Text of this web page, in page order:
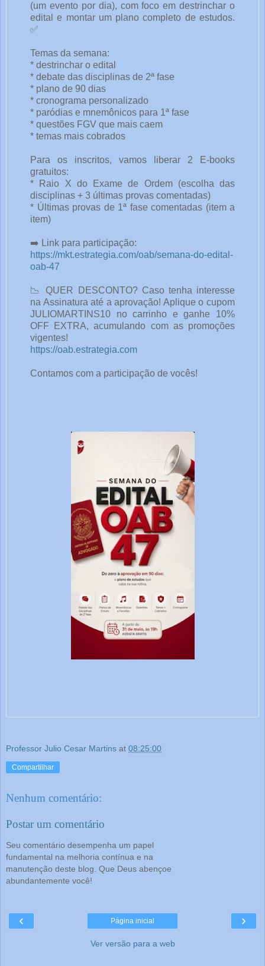
(um evento por dia), com foco em destrinchar o
edital e montar um plano completo de estudos.
✅
Temas da semana:
* destrinchar o edital
* debate das disciplinas de 2ª fase
* plano de 90 dias
* cronograma personalizado
* paródias e mnemônicos para 1ª fase
* questões FGV que mais caem
* temas mais cobrados
Para os inscritos, vamos liberar 2 E-books
gratuitos:
* Raio X do Exame de Ordem (escolha das
disciplinas + 3 últimas provas comentadas)
* Últimas provas de 1ª fase comentadas (item a
item)
➡️ Link para participação:
https://mkt.estrategia.com/oab/semana-do-edital-
oab-47
📉 QUER DESCONTO? Caso tenha interesse
na Assinatura até a aprovação! Aplique o cupom
JULIOMARTINS10 no carrinho e ganhe 10%
OFF EXTRA, acumulando com as promoções
vigentes!
https://oab.estrategia.com
Contamos com a participação de vocês!
Professor Julio Cesar Martins at 08:25:00
Compartilhar
Nenhum comentário:
Postar um comentário
Seu comentário desempenha um papel
fundamental na melhoria contínua e na
manutenção deste blog. Que Deus abençoe
abundantemente você!
‹ ›
Página inicial
Ver versão para a web